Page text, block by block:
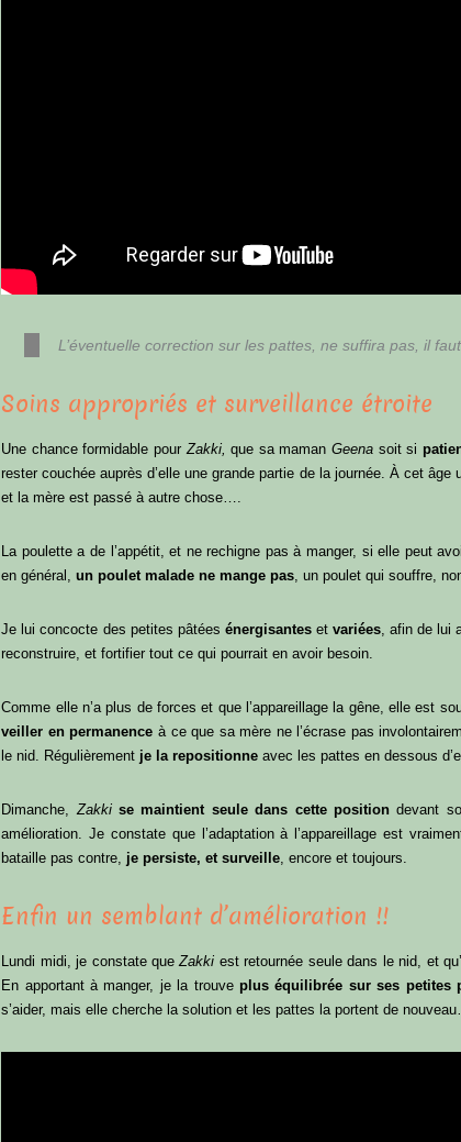
L’éventuelle correction sur les pattes, ne suffira pas, il
Soins appropriés et surveillance étroite
Une chance formidable pour Zakki, que sa mamanGeena soit si
rester couchée auprès d’elle une grande partie de la journée. À cet
et la mère est passé à autre chose….
La poulette a de l’appétit, et ne rechigne pas à manger, si elle peut
en général,un poulet malade ne mange pas , un poulet qui souffre,
Je lui concocte des petites pâtées énergisanteset variées, afin de lui
reconstruire, et fortifier tout ce qui pourrait en avoir besoin.
Comme elle n’a plus de forces et que l’appareillage la gêne, elle est
veiller en permanence à ce que sa mère ne l’écrase pas
le nid. Régulièrement je la repositionne avec les pattes en dessous
Dimanche, Zakki se maintient seule dans cette position devant
amélioration. Je constate que l’adaptation à l’appareillage est
bataille pas contre, je persiste, et surveille , encore et toujours.
Enfin un semblant d’amélioration !!
Lundi midi, je constate queZakki est retournée seule dans le nid, et
En apportant à manger, je la trouve plus équilibrée sur ses petites
s’aider, mais elle cherche la solution et les pattes la portent de